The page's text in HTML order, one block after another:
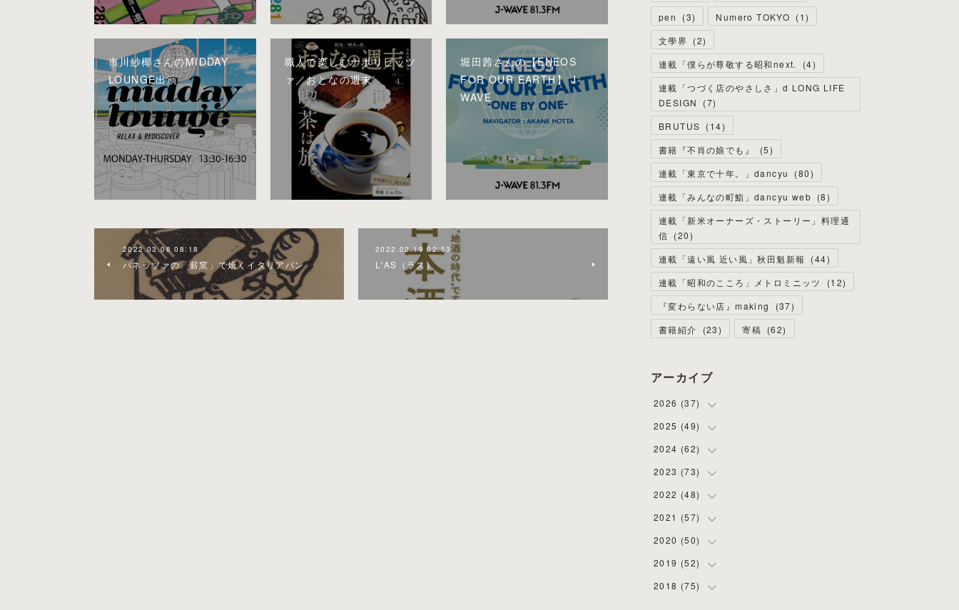
市川紗椰さんのMIDDAY
LOUNGE出演
職人で楽しむナポリピッツ
ァ／おとなの週末
堀田茜さんの【ENEOS
FOR OUR EARTH】 J-
WAVE
2022.03.08 08:18
パネッツァの「薪窯」で焼くイタリアパン
2022.02.19 02:53
L'AS（ラス）
pen
(3) Numero TOKYO (1)
文學界 (2)
連載「僕らが尊敬する昭和next.
(4)
連載「つづく店のやさしさ」d LONG LIFE
DESIGN
(7)
BRUTUS (14)
書籍『不肖の娘でも』
(5)
連載「東京で十年。」dancyu
(80)
連載「みんなの町鮨」dancyu web (8)
連載「新米オーナーズ・ストーリー」料理通
信 (20)
連載「遠い風 近い風」秋田魁新報
(44)
連載「昭和のこころ」メトロミニッツ
(12)
『変わらない店』making
(37)
書籍紹介
(23) 寄稿 (62)
アーカイブ
2026 (37)
(4)
(8)
(2)
( 11
(5)
(6)
( 1)
2025 (49)
(3)
(4)
( 3)
(4)
(4)
(2)
(6)
2024 (62)
(4)
(5)
(5)
(3)
(7)
(6)
2023 (73)
(8)
(6)
(7)
(5)
(7)
2022 (48)
(4)
(4)
(5)
(4)
2021 (57)
(6)
(8)
(2)
2020 (50)
(2)
(4)
2019 (52)
(10
2018 (75)